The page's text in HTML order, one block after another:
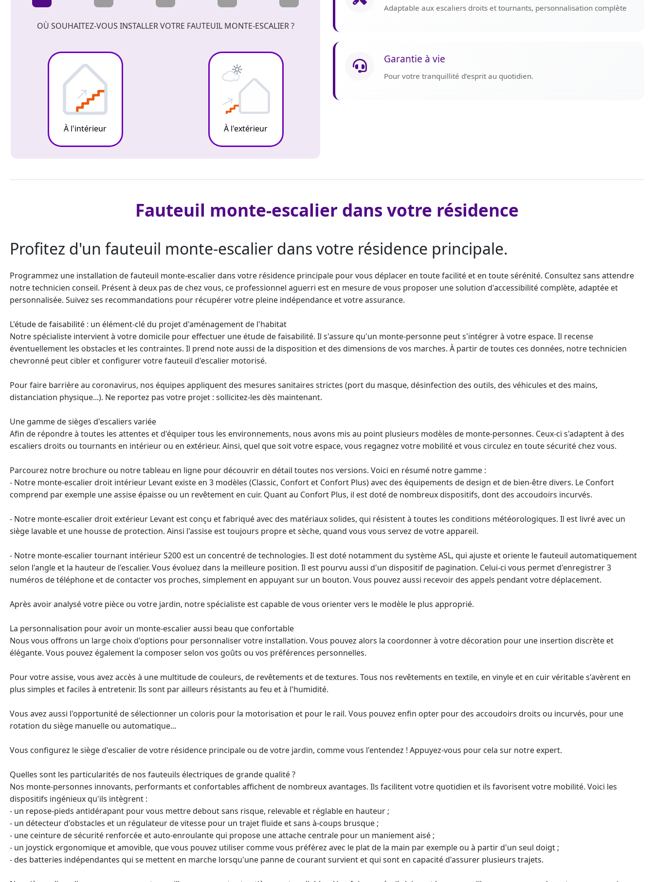
OÙ SOUHAITEZ-VOUS INSTALLER VOTRE FAUTEUIL MONTE-ESCALIER ?
À l'intérieur À l'extérieur
Adaptable aux escaliers droits et tournants, personnalisation complète
Garantie à vie
Pour votre tranquillité d’esprit au quotidien.
Fauteuil monte-escalier dans votre résidence
Profitez d'un fauteuil monte-escalier dans votre résidence principale.
Programmez une installation de fauteuil monte-escalierdans votre résidence principale pour vous déplacer en toute facilité et en toute sérénité. Consultez sans attendre
notre technicien conseil. Présent à deux pas de chez vous, ce professionnel aguerri est en mesure de vous proposer une solution d'accessibilité complète, adaptée et
personnalisée. Suivez ses recommandations pour récupérer votre pleine indépendance et votre assurance.
L'étude de faisabilité : un élément-clé du projet d'aménagement de l'habitat
Notre spécialiste intervient à votre domicile pour effectuer une étude de faisabilité. Il s'assure qu'un monte-personne peut s'intégrer à votre espace. Il recense
éventuellement les obstacles et les contraintes. Il prend note aussi de la disposition et des dimensions de vos marches. À partir de toutes ces données, notre technicien
chevronné peut cibler et configurer votre fauteuil d'escalier motorisé.
Pour faire barrière au coronavirus, nos équipes appliquent des mesures sanitaires strictes (port du masque, désinfection des outils, des véhicules et des mains,
distanciation physique...). Ne reportez pas votre projet : sollicitez-les dès maintenant.
Une gamme de sièges d'escaliers variée
Afin de répondre à toutes les attentes et d'équiper tous les environnements, nous avons mis au point plusieurs modèles de monte-personnes. Ceux-ci s'adaptent à des
escaliers droits ou tournants en intérieur ou en extérieur. Ainsi, quel que soit votre espace, vous regagnez votre mobilité et vous circulez en toute sécurité chez vous.
Parcourez notre brochure ou notre tableau en ligne pour découvrir en détail toutes nos versions. Voici en résumé notre gamme :
- Notre monte-escalier droit intérieur Levant existe en 3 modèles (Classic, Confort et Confort Plus) avec des équipements de design et de bien-être divers. Le Confort
comprend par exemple une assise épaisse ou un revêtement en cuir. Quant au Confort Plus, il est doté de nombreux dispositifs, dont des accoudoirs incurvés.
- Notre monte-escalier droit extérieur Levant est conçu et fabriqué avec des matériaux solides, qui résistent à toutes les conditions météorologiques. Il est livré avec un
siège lavable et une housse de protection. Ainsi l'assise est toujours propre et sèche, quand vous vous servez de votre appareil.
- Notre monte-escalier tournant intérieur S200 est un concentré de technologies. Il est doté notamment du système ASL, qui ajuste et oriente le fauteuil automatiquement
selon l'angle et la hauteur de l'escalier. Vous évoluez dans la meilleure position. Il est pourvu aussi d'un dispositif de pagination. Celui-ci vous permet d'enregistrer 3
numéros de téléphone et de contacter vos proches, simplement en appuyant sur un bouton. Vous pouvez aussi recevoir des appels pendant votre déplacement.
Après avoir analysé votre pièce ou votre jardin, notre spécialiste est capable de vous orienter vers le modèle le plus approprié.
La personnalisation pour avoir un monte-escalier aussi beau que confortable
Nous vous offrons un large choix d'options pour personnaliser votre installation. Vous pouvez alors la coordonner à votre décoration pour une insertion discrète et
élégante. Vous pouvez également la composer selon vos goûts ou vos préférences personnelles.
Pour votre assise, vous avez accès à une multitude de couleurs, de revêtements et de textures. Tous nos revêtements en textile, en vinyle et en cuir véritable s'avèrent en
plus simples et faciles à entretenir. Ils sont par ailleurs résistants au feu et à l'humidité.
Vous avez aussi l'opportunité de sélectionner un coloris pour la motorisation et pour le rail. Vous pouvez enfin opter pour des accoudoirs droits ou incurvés, pour une
rotation du siège manuelle ou automatique...
Vous configurez le siège d'escalier de votre résidence principale ou de votre jardin, comme vous l'entendez ! Appuyez-vous pour cela sur notre expert.
Quelles sont les particularités de nos fauteuils électriques de grande qualité ?
Nos monte-personnes innovants, performants et confortables affichent de nombreux avantages. Ils facilitent votre quotidien et ils favorisent votre mobilité. Voici les
dispositifs ingénieux qu'ils intègrent :
- un repose-pieds antidérapant pour vous mettre debout sans risque, relevable et réglable en hauteur ;
- un détecteur d'obstacles et un régulateur de vitesse pour un trajet fluide et sans à-coups brusque ;
- une ceinture de sécurité renforcée et auto-enroulante qui propose une attache centrale pour un maniement aisé ;
- un joystick ergonomique et amovible, que vous pouvez utiliser comme vous préférez avec le plat de la main par exemple ou à partir d'un seul doigt ;
- des batteries indépendantes qui se mettent en marche lorsqu'une panne de courant survient et qui sont en capacité d'assurer plusieurs trajets.